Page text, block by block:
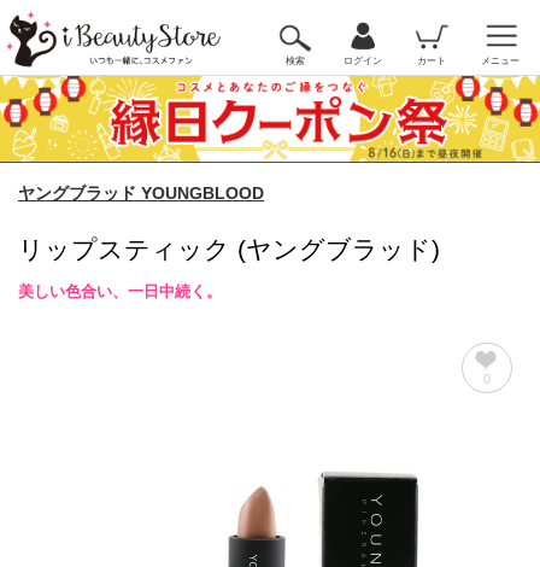
検索 ログイン カート メニュー
ヤングブラッド YOUNGBLOOD
リップスティック (ヤングブラッド)
美しい色合い、一日中続く。
0